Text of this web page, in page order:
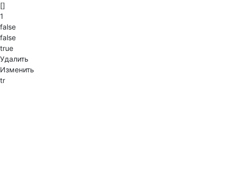
[]
1
false
false
true
Удалить
Изменить
tr